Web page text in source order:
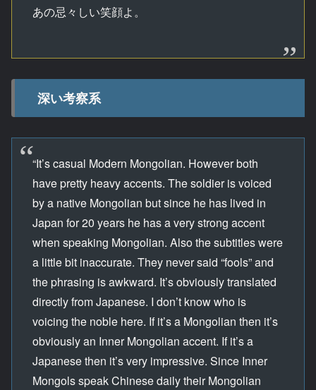
あの忌々しい笑顔よ。
深い考察系
“It’s casual Modern Mongolian. However both
have pretty heavy accents. The soldier is voiced
by a native Mongolian but since he has lived in
Japan for 20 years he has a very strong accent
when speaking Mongolian. Also the subtitles were
a little bit inaccurate. They never said “fools” and
the phrasing is awkward. It’s obviously translated
directly from Japanese. I don’t know who is
voicing the noble here. If it’s a Mongolian then it’s
obviously an Inner Mongolian accent. If it’s a
Japanese then it’s very impressive. Since Inner
Mongols speak Chinese daily their Mongolian